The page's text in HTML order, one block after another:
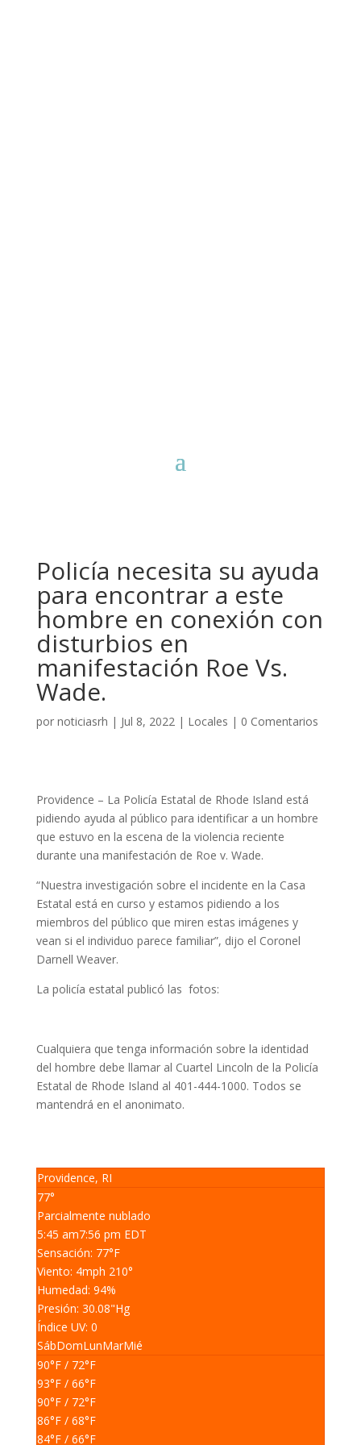
Policía necesita su ayuda
para encontrar a este
hombre en conexión con
disturbios en
manifestación Roe Vs.
Wade.
por noticiasrh | Jul 8, 2022| Locales | 0 Comentarios
Providence – La Policía Estatal de Rhode Island está
pidiendo ayuda al público para identificar a un hombre
que estuvo en la escena de la violencia reciente
durante una manifestación de Roe v. Wade.
“Nuestra investigación sobre el incidente en la Casa
Estatal está en curso y estamos pidiendo a los
miembros del público que miren estas imágenes y
vean si el individuo parece familiar”, dijo el Coronel
Darnell Weaver.
La policía estatal publicó las fotos:
Cualquiera que tenga información sobre la identidad
del hombre debe llamar al Cuartel Lincoln de la Policía
Estatal de Rhode Island al 401-444-1000. Todos se
mantendrá en el anonimato.
Providence, RI
77°
Parcialmente nublado
5:45 am7:56 pm EDT
Sensación: 77°F
Viento: 4mph 210°
Humedad: 94%
Presión: 30.08"Hg
Índice UV: 0
SábDomLunMarMié
90°F/ 72°F
93°F/ 66°F
90°F/ 72°F
86°F/ 68°F
84°F/ 66°F